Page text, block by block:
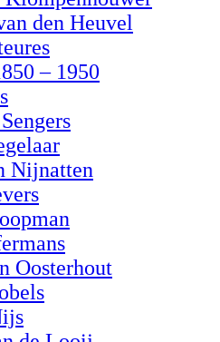
den Heuvel
– 1950
Nijnatten
Oosterhout